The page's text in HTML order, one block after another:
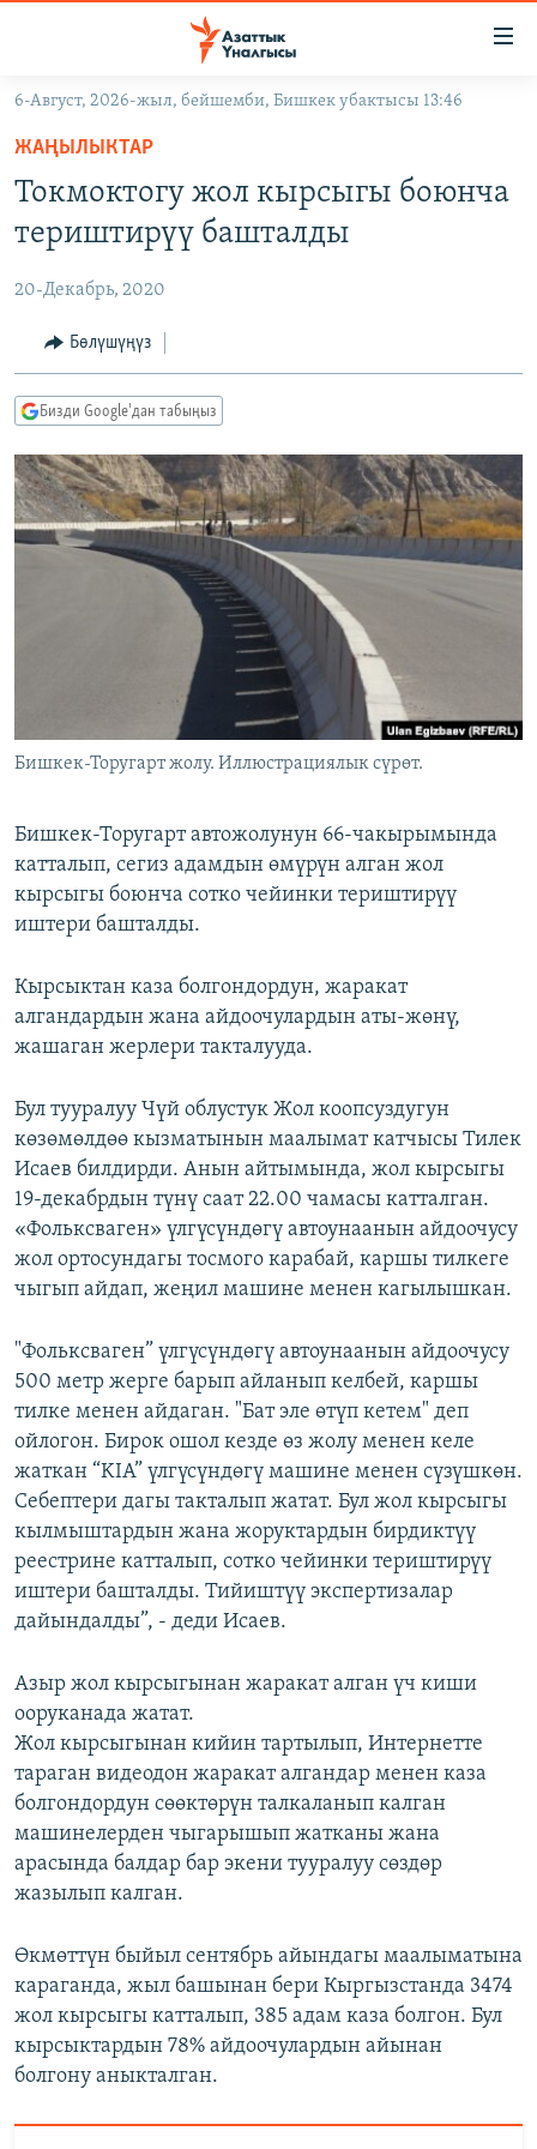
Навигацияга
өтүңүз
Издөөгө
салыңыз
ЭКОНОМИКА
МАДАНИЯТ
БОРБОР АЗИЯ
УКРАИНА
АТАЙЫН ИЛИКТӨӨ
ТВ ПРОГРАММАЛАР
ЭКСПЕРТТЕР ТАЛДАЙТ
БИЗ ЖАНА ДҮЙНӨ
ДАНИСТЕ
ЭЖЕ-СИҢДИЛЕР
ӨЗГӨЧӨ ПИКИР
Русский
ОНЛАЙН ШЕРИНЕ
ЭЕ/АРнун бардык сайттары
6-Август, 2026-жыл, бейшемби, Бишкек убактысы 13:46
ЖАҢЫЛЫКТАР
Токмоктогу жол кырсыгы боюнча
териштирүү башталды
20-Декабрь, 2020
Бөлүшүңүз
Бизди Google'дан табыңыз
Бишкек-Торугарт жолу. Иллюстрациялык сүрөт.
Бишкек-Торугарт автожолунун 66-чакырымында
катталып, сегиз адамдын өмүрүн алган жол
кырсыгы боюнча сотко чейинки териштирүү
иштери башталды.
Кырсыктан каза болгондордун, жаракат
алгандардын жана айдоочулардын аты-жөнү,
жашаган жерлери такталууда.
Бул тууралуу Чүй облустук Жол коопсуздугун
көзөмөлдөө кызматынын маалымат катчысы Тилек
Исаев билдирди. Анын айтымында, жол кырсыгы
19-декабрдын түнү саат 22.00 чамасы катталган.
«Фольксваген» үлгүсүндөгү автоунаанын айдоочусу
жол ортосундагы тосмого карабай, каршы тилкеге
чыгып айдап, жеңил машине менен кагылышкан.
"Фольксваген” үлгүсүндөгү автоунаанын айдоочусу
500 метр жерге барып айланып келбей, каршы
тилке менен айдаган. "Бат эле өтүп кетем" деп
ойлогон. Бирок ошол кезде өз жолу менен келе
жаткан “KIA” үлгүсүндөгү машине менен сүзүшкөн.
Себептери дагы такталып жатат. Бул жол кырсыгы
кылмыштардын жана жоруктардын бирдиктүү
реестрине катталып, сотко чейинки териштирүү
иштери башталды. Тийиштүү экспертизалар
дайындалды”, - деди Исаев.
Азыр жол кырсыгынан жаракат алган үч киши
ооруканада жатат.
Жол кырсыгынан кийин тартылып, Интернетте
тараган видеодон жаракат алгандар менен каза
болгондордун сөөктөрүн талкаланып калган
машинелерден чыгарышып жатканы жана
арасында балдар бар экени тууралуу сөздөр
жазылып калган.
Өкмөттүн быйыл сентябрь айындагы маалыматына
караганда, жыл башынан бери Кыргызстанда 3474
жол кырсыгы катталып, 385 адам каза болгон. Бул
кырсыктардын 78% айдоочулардын айынан
болгону аныкталган.